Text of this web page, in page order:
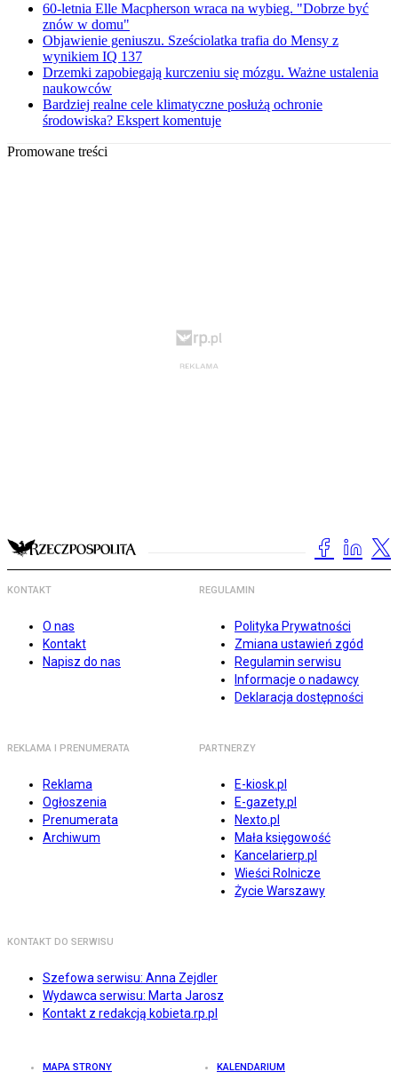
60-letnia Elle Macpherson wraca na wybieg. "Dobrze być
znów w domu"
Objawienie geniuszu. Sześciolatka trafia do Mensy z
wynikiem IQ 137
Drzemki zapobiegają kurczeniu się mózgu. Ważne ustalenia
naukowców
Bardziej realne cele klimatyczne posłużą ochronie
środowiska? Ekspert komentuje
Promowane treści
KONTAKT
O nas
Kontakt
Napisz do nas
REGULAMIN
Polityka Prywatności
Zmiana ustawień zgód
Regulamin serwisu
Informacje o nadawcy
Deklaracja dostępności
REKLAMA I PRENUMERATA
Reklama
Ogłoszenia
Prenumerata
Archiwum
PARTNERZY
E-kiosk.pl
E-gazety.pl
Nexto.pl
Mała księgowość
Kancelarierp.pl
Wieści Rolnicze
Życie Warszawy
KONTAKT DO SERWISU
Szefowa serwisu: Anna Zejdler
Wydawca serwisu: Marta Jarosz
Kontakt z redakcją kobieta.rp.pl
MAPA STRONY KALENDARIUM